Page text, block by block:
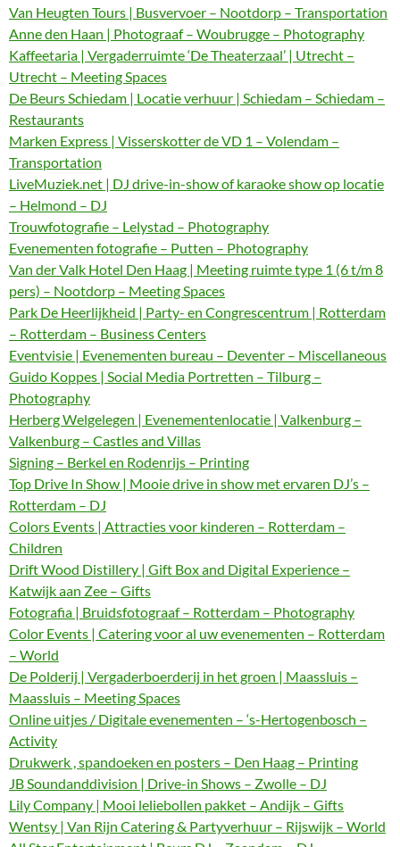
Van Heugten Tours | Busvervoer – Nootdorp – Transportation
Anne den Haan | Photograaf – Woubrugge – Photography
Kaffeetaria | Vergaderruimte ‘De Theaterzaal’ | Utrecht –
Utrecht – Meeting Spaces
De Beurs Schiedam | Locatie verhuur | Schiedam – Schiedam –
Restaurants
Marken Express | Visserskotter de VD 1 – Volendam –
Transportation
LiveMuziek.net | DJ drive-in-show of karaoke show op locatie
– Helmond – DJ
Trouwfotografie – Lelystad – Photography
Evenementen fotografie – Putten – Photography
Van der Valk Hotel Den Haag | Meeting ruimte type 1 (6 t/m 8
pers) – Nootdorp – Meeting Spaces
Park De Heerlijkheid | Party- en Congrescentrum | Rotterdam
– Rotterdam – Business Centers
Eventvisie | Evenementen bureau – Deventer – Miscellaneous
Guido Koppes | Social Media Portretten – Tilburg –
Photography
Herberg Welgelegen | Evenementenlocatie | Valkenburg –
Valkenburg – Castles and Villas
Signing – Berkel en Rodenrijs – Printing
Top Drive In Show | Mooie drive in show met ervaren DJ’s –
Rotterdam – DJ
Colors Events | Attracties voor kinderen – Rotterdam –
Children
Drift Wood Distillery | Gift Box and Digital Experience –
Katwijk aan Zee – Gifts
Fotografia | Bruidsfotograaf – Rotterdam – Photography
Color Events | Catering voor al uw evenementen – Rotterdam
– World
De Polderij | Vergaderboerderij in het groen | Maassluis –
Maassluis – Meeting Spaces
Online uitjes / Digitale evenementen – ‘s-Hertogenbosch –
Activity
Drukwerk , spandoeken en posters – Den Haag – Printing
JB Soundanddivision | Drive-in Shows – Zwolle – DJ
Lily Company | Mooi leliebollen pakket – Andijk – Gifts
Wentsy | Van Rijn Catering & Partyverhuur – Rijswijk – World